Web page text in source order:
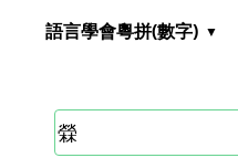
語言學會粵拼(數字)